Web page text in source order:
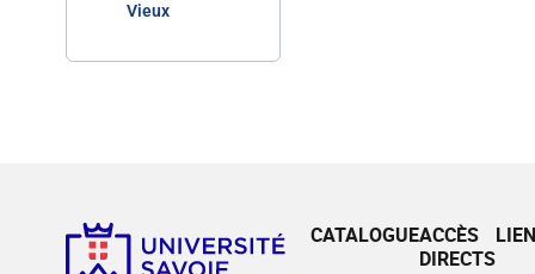
Vieux
CATALOGUEACCÈS
DIRECTS